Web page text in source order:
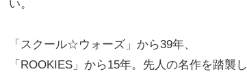
い。
「スクール☆ウォーズ」から39年、
「ROOKIES」から15年。先人の名作を踏襲し